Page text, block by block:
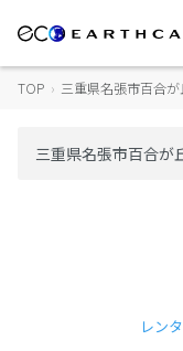
TOP › 三重県名張市百合
レン